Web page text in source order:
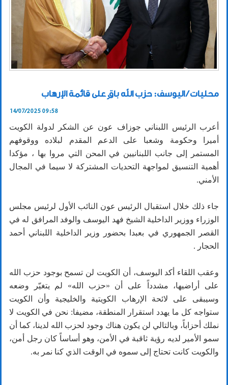
محليات / اليوسف: حزب الله باقٍ على قائمة الإرهاب
14/07/2025 09:58
أعرب الرئيس اللبناني جوزاف عون عن الشكر لدولة الكويت
أميرا وحكومة وشعبا على الدعم المقدم لبلاده ووقوفهم
المستمر إلى جانب اللبنانيين في المحن التي مروا بها ، مؤكدا
أهمية التنسيق لمواجهة التحديات المشتركة لا سيما في المجال
الأمني.
جاء ذلك خلال استقبال الرئيس عون النائب الأول لرئيس مجلس
الوزراء ووزير الداخلية الشيخ فهد اليوسف والوفد المرافق له في
القصر الجمهوري في بعبدا بحضور وزير الداخلية اللبناني أحمد
الحجار .
وعقب اللقاء أكد اليوسف، أن الكويت لن تسمح بوجود حزب الله
على أراضيها، مشدداً على أن «حزب الله» لم يتغيّر وضعه
وسيبقى على لائحة الإرهاب الكويتية والخليجية وأن الكويت
ستواجه كل ما يهدد استقرار المنطقة، مضيفا: نحن في الكويت لا
نملك أحزاباً، وبالتالي لن يكون هناك وجود لحزب الله لدينا، كما أن
سمو الأمير لديه رؤية ثاقبة في الأمن، وهو أساساً كان رجل أمن،
والكويت كانت تحتاج إلى سموه في الوقت الذي كنا نمر به.